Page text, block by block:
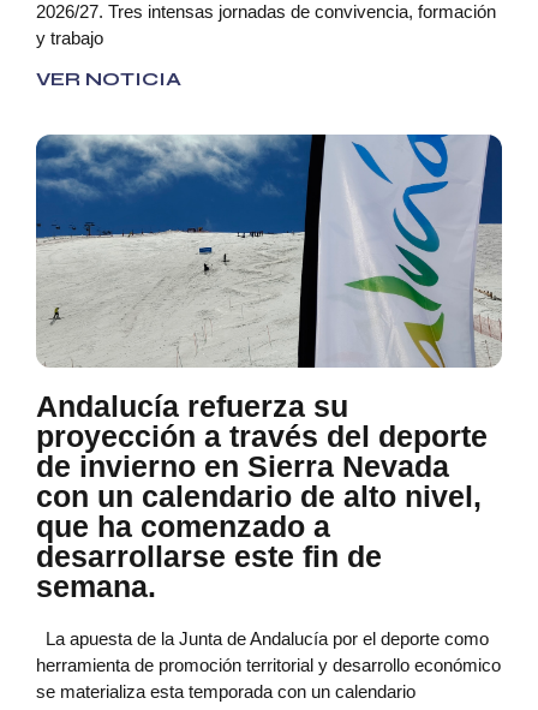
2026/27. Tres intensas jornadas de convivencia, formación
y trabajo
VER NOTICIA
Andalucía refuerza su
proyección a través del deporte
de invierno en Sierra Nevada
con un calendario de alto nivel,
que ha comenzado a
desarrollarse este fin de
semana.
La apuesta de la Junta de Andalucía por el deporte como
herramienta de promoción territorial y desarrollo económico
se materializa esta temporada con un calendario